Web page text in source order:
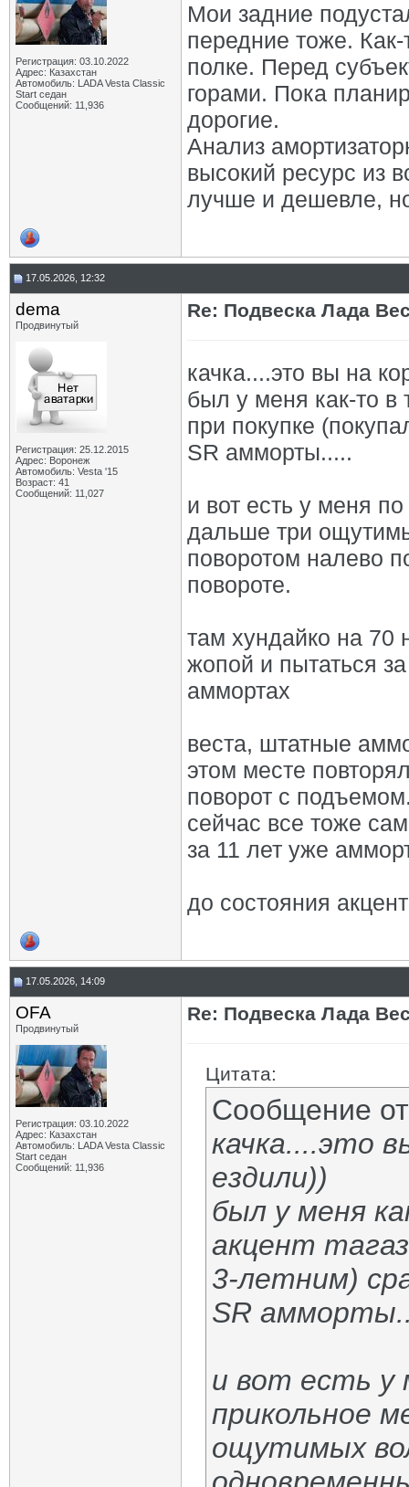
Регистрация: 03.10.2022
Адрес: Казахстан
Автомобиль: LADA Vesta Classic
Start седан
Сообщений: 11,936
Мои задние
передние тоже.
полке. Перед
горами. Пока
дорогие.
Анализ
высокий ресурс из
лучше и дешевле, но
17.05.2026, 12:32
dema
Продвинутый
Регистрация: 25.12.2015
Адрес: Воронеж
Автомобиль: Vesta '15
Возраст: 41
Сообщений: 11,027
Re: Подвеска Лада
качка....это вы на
был у меня как-то в
при покупке
SR амморты.....
и вот есть у меня
дальше три
поворотом налево
повороте.
там хундайко на 70
жопой и пытаться
аммортах
веста, штатные
этом месте
поворот с
сейчас все тоже
за 11 лет уже
до состояния
17.05.2026, 14:09
OFA
Продвинутый
Регистрация: 03.10.2022
Адрес: Казахстан
Автомобиль: LADA Vesta Classic
Start седан
Сообщений: 11,936
Re: Подвеска Лада
Цитата:
Сообщение
качка....это
ездили))
был у меня
акцент
3-летним)
SR
и вот есть у
прикольное
ощутимых